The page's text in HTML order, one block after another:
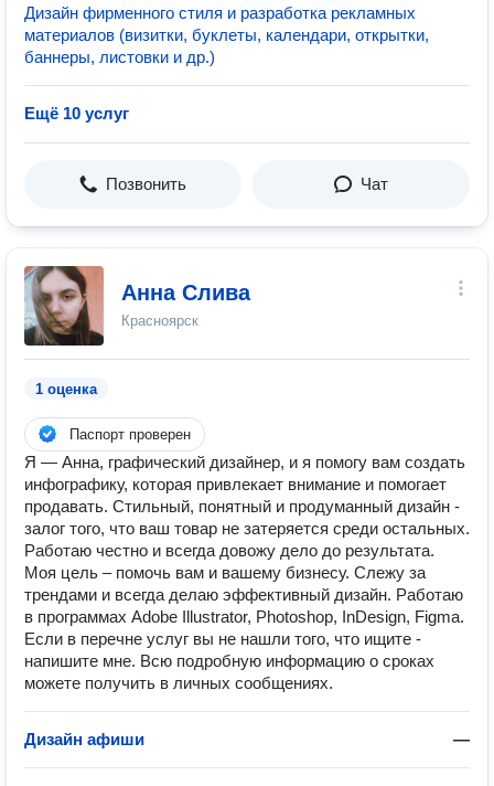
Дизайн фирменного стиля и разработка рекламных
материалов (визитки, буклеты, календари, открытки,
баннеры, листовки и др.)
Ещё 10 услуг
Позвонить Чат
Анна Слива
Красноярск
1 оценка
Паспорт проверен
Я — Анна, графический дизайнер, и я помогу вам создать
инфографику, которая привлекает внимание и помогает
продавать. Стильный, понятный и продуманный дизайн -
залог того, что ваш товар не затеряется среди остальных.
Работаю честно и всегда довожу дело до результата.
Моя цель – помочь вам и вашему бизнесу. Слежу за
трендами и всегда делаю эффективный дизайн. Работаю
в программах Adobe Illustrator, Photoshop, InDesign, Figma.
Если в перечне услуг вы не нашли того, что ищите -
напишите мне. Всю подробную информацию о сроках
можете получить в личных сообщениях.
Дизайн афиши —